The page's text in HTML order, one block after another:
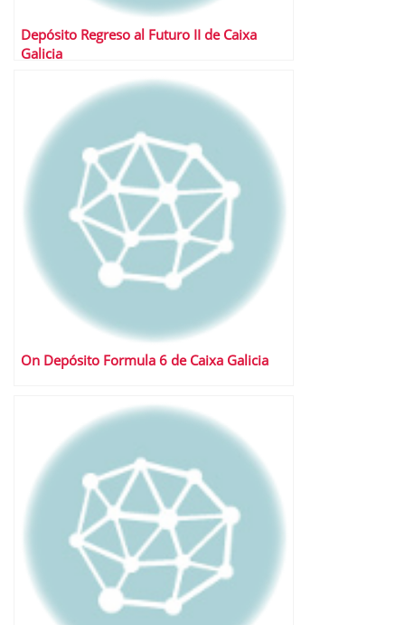
Depósito Regreso al Futuro II de Caixa
Galicia
On Depósito Formula 6 de Caixa Galicia